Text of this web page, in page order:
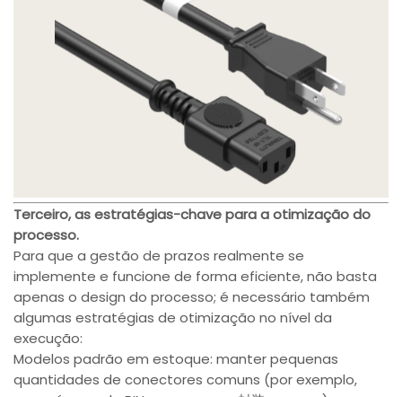
Terceiro, as estratégias-chave para a otimização do
processo.
Para que a gestão de prazos realmente se
implemente e funcione de forma eficiente, não basta
apenas o design do processo; é necessário também
algumas estratégias de otimização no nível da
execução:
Modelos padrão em estoque: manter pequenas
quantidades de conectores comuns (por exemplo,